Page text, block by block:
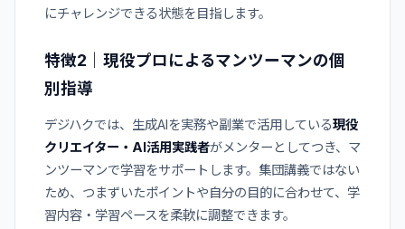
にチャレンジできる状態を目指します。
特徴2｜現役プロによるマンツーマンの個
別指導
デジハクでは、生成AIを実務や副業で活用している現役
クリエイター・AI活用実践者がメンターとしてつき、マ
ンツーマンで学習をサポートします。集団講義ではない
ため、つまずいたポイントや自分の目的に合わせて、学
習内容・学習ペースを柔軟に調整できます。